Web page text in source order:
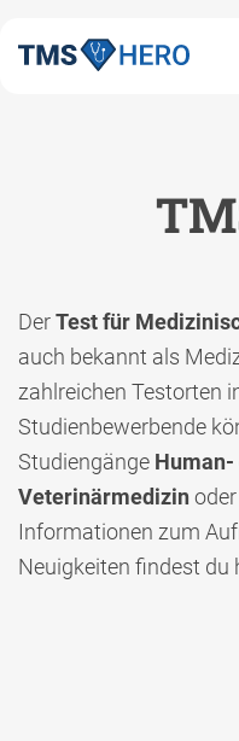
DerTest für
auch bekannt als
zahlreichen Testorten
Studienbewerbende
Studiengänge
Veterinärmedizin oder
Informationen zum
Neuigkeiten findest du